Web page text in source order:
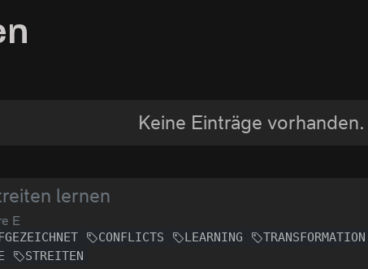
Keine Einträge vorhanden.
lernen
E
CONFLICTS LEARNING TRANSFORMATION
STREITEN